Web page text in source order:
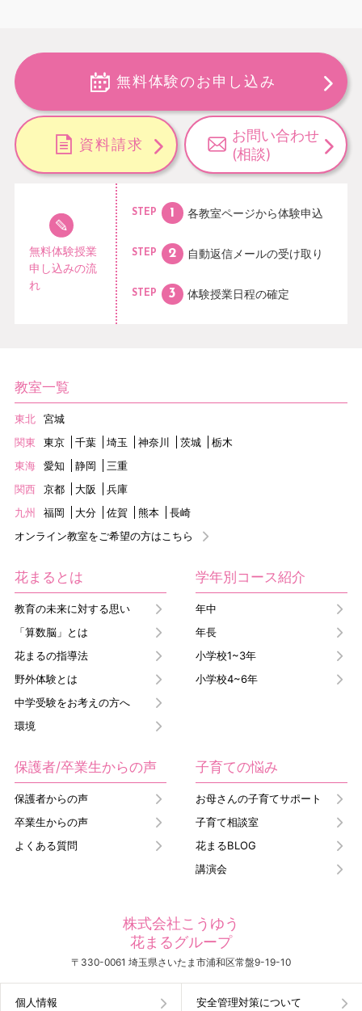
無料体験のお申し込み
資料請求
お問い合わせ
(相談)
無料体験授業
申し込みの流
れ
STEP 各教室ページから体験申込
STEP 自動返信メールの受け取り
STEP 体験授業日程の確定
教室一覧
東北
宮城
関東
東京 千葉 埼玉 神奈川 茨城
栃木
東海
愛知 静岡
三重
関西
京都 大阪
兵庫
九州
福岡 大分 佐賀 熊本
長崎
オンライン教室をご希望の方はこちら
花まるとは
教育の未来に対する思い
「算数脳」とは
花まるの指導法
野外体験とは
中学受験をお考えの方へ
環境
学年別コース紹介
年中
年長
小学校1~3年
小学校4~6年
保護者/卒業生からの声
保護者からの声
卒業生からの声
よくある質問
子育ての悩み
お母さんの子育てサポート
子育て相談室
花まるBLOG
講演会
株式会社こうゆう
花まるグループ
〒330-0061 埼玉県さいたま市浦和区常盤9-19-10
個人情報 安全管理対策について